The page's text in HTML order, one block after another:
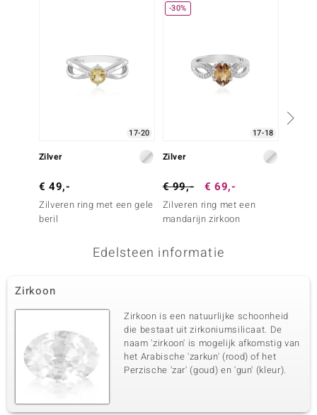
17-20
Zilver
€ 49,-
Zilveren ring met een gele
beril
-30%
17-18
Zilver
€ 99,- € 69,-
Zilveren ring met een
mandarijn zirkoon
Edelsteen informatie
Zirkoon
Zirkoon is een natuurlijke schoonheid
die bestaat uit zirkoniumsilicaat. De
naam 'zirkoon' is mogelijk afkomstig van
het Arabische 'zarkun' (rood) of het
Perzische 'zar' (goud) en 'gun' (kleur).